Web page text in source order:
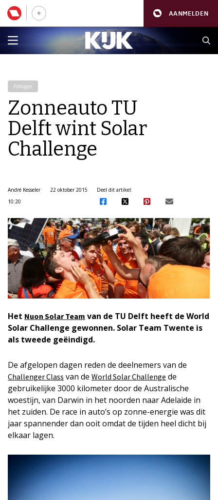
AANMELDEN
Filmpjes
Zonneauto TU
Delft wint Solar
Challenge
André Kesseler
22 oktober 2015
10:20
Deel dit artikel:
Het Nuon Solar Team van de TU Delft heeft de World
Solar Challenge gewonnen. Solar Team Twente is
als tweede geëindigd.
De afgelopen dagen reden de deelnemers van de
Challenger Class van de World Solar Challenge de
gebruikelijke 3000 kilometer door de Australische
woestijn, van Darwin in het noorden naar Adelaide in
het zuiden. De race in auto’s op zonne-energie was dit
jaar spannender dan ooit omdat de tijden heel dicht bij
elkaar lagen.